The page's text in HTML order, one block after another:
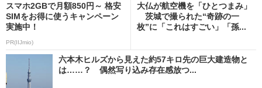
スマホ2GBで月額850円～ 格安
SIMをお得に使うキャンペーン
実施中！
PR(IIJmio)
大仏が航空機を「ひとつまみ」
茨城で撮られた“奇跡の一
枚”に「これはすごい」「孫...
六本木ヒルズから見えた約57キロ先の巨大建造物と
は……？ 偶然写り込み存在感放つ...